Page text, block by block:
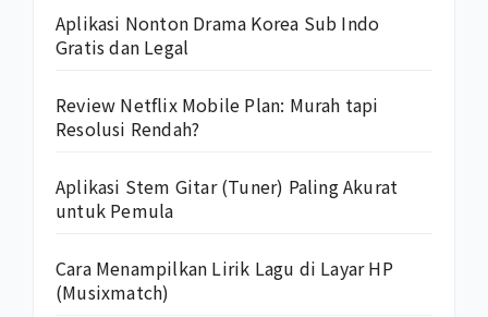
Aplikasi Nonton Drama Korea Sub Indo
Gratis dan Legal
Review Netflix Mobile Plan: Murah tapi
Resolusi Rendah?
Aplikasi Stem Gitar (Tuner) Paling Akurat
untuk Pemula
Cara Menampilkan Lirik Lagu di Layar HP
(Musixmatch)